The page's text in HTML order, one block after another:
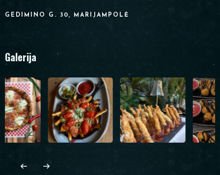
GEDIMINO G. 30, MARIJAMPOLĖ
Galerija